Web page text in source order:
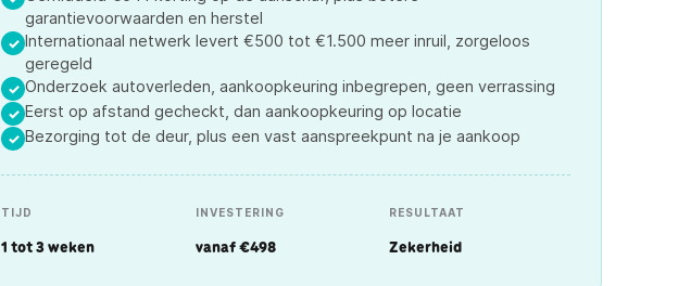
garantievoorwaarden en herstel
✓ Internationaal netwerk levert €500 tot €1.500 meer inruil, zorgeloos
geregeld
✓ Onderzoek autoverleden, aankoopkeuring inbegrepen, geen verrassing
✓ Eerst op afstand gecheckt, dan aankoopkeuring op locatie
✓ Bezorging tot de deur, plus een vast aanspreekpunt na je aankoop
TIJD
1 tot 3 weken
INVESTERING
vanaf €498
RESULTAAT
Zekerheid